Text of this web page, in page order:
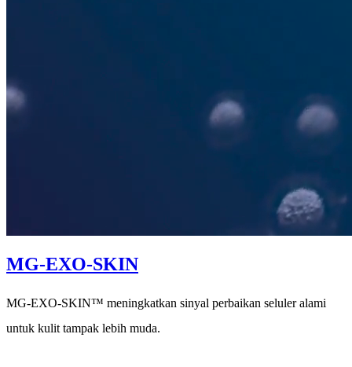
MG-EXO-SKIN
MG-EXO-SKIN™ meningkatkan sinyal perbaikan seluler alami
untuk kulit tampak lebih muda.